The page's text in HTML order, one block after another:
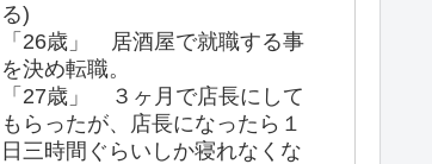
る)
「26歳」 居酒屋で就職する事
を決め転職。
「27歳」 ３ヶ月で店長にして
もらったが、店長になったら１
日三時間ぐらいしか寝れなくな